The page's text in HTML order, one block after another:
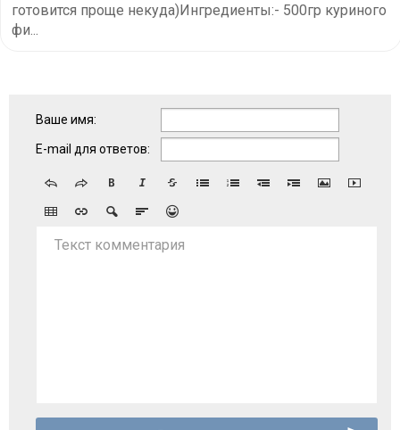
готовится проще некуда)Ингредиенты:- 500гр куриного
фи...
Ваше имя:
E-mail для ответов:
Текст комментария